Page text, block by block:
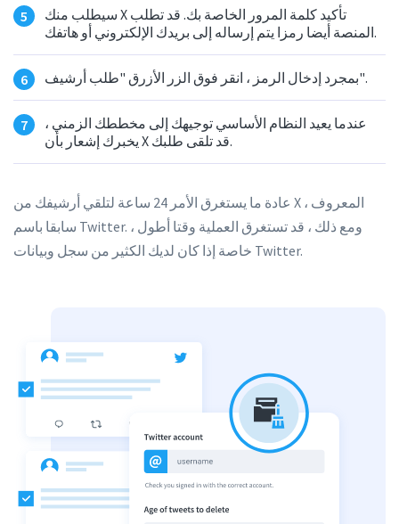
سيطلب منك X تأكيد كلمة المرور الخاصة بك. قد تطلب
المنصة أيضا رمزا يتم إرساله إلى بريدك الإلكتروني أو هاتفك.
بمجرد إدخال الرمز ، انقر فوق الزر الأزرق "طلب أرشيف".
عندما يعيد النظام الأساسي توجيهك إلى مخططك الزمني ،
يخبرك إشعار بأن X قد تلقى طلبك.
عادة ما يستغرق الأمر 24 ساعة لتلقي أرشيفك من X ، المعروف
سابقا باسم Twitter. ومع ذلك ، قد تستغرق العملية وقتا أطول ،
خاصة إذا كان لديك الكثير من سجل وبيانات Twitter.